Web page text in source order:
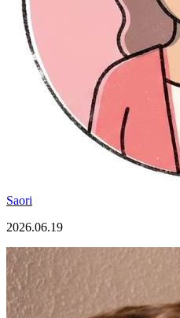
Saori
2026.06.19